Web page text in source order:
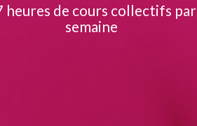
heures de cours collectifs par
semaine